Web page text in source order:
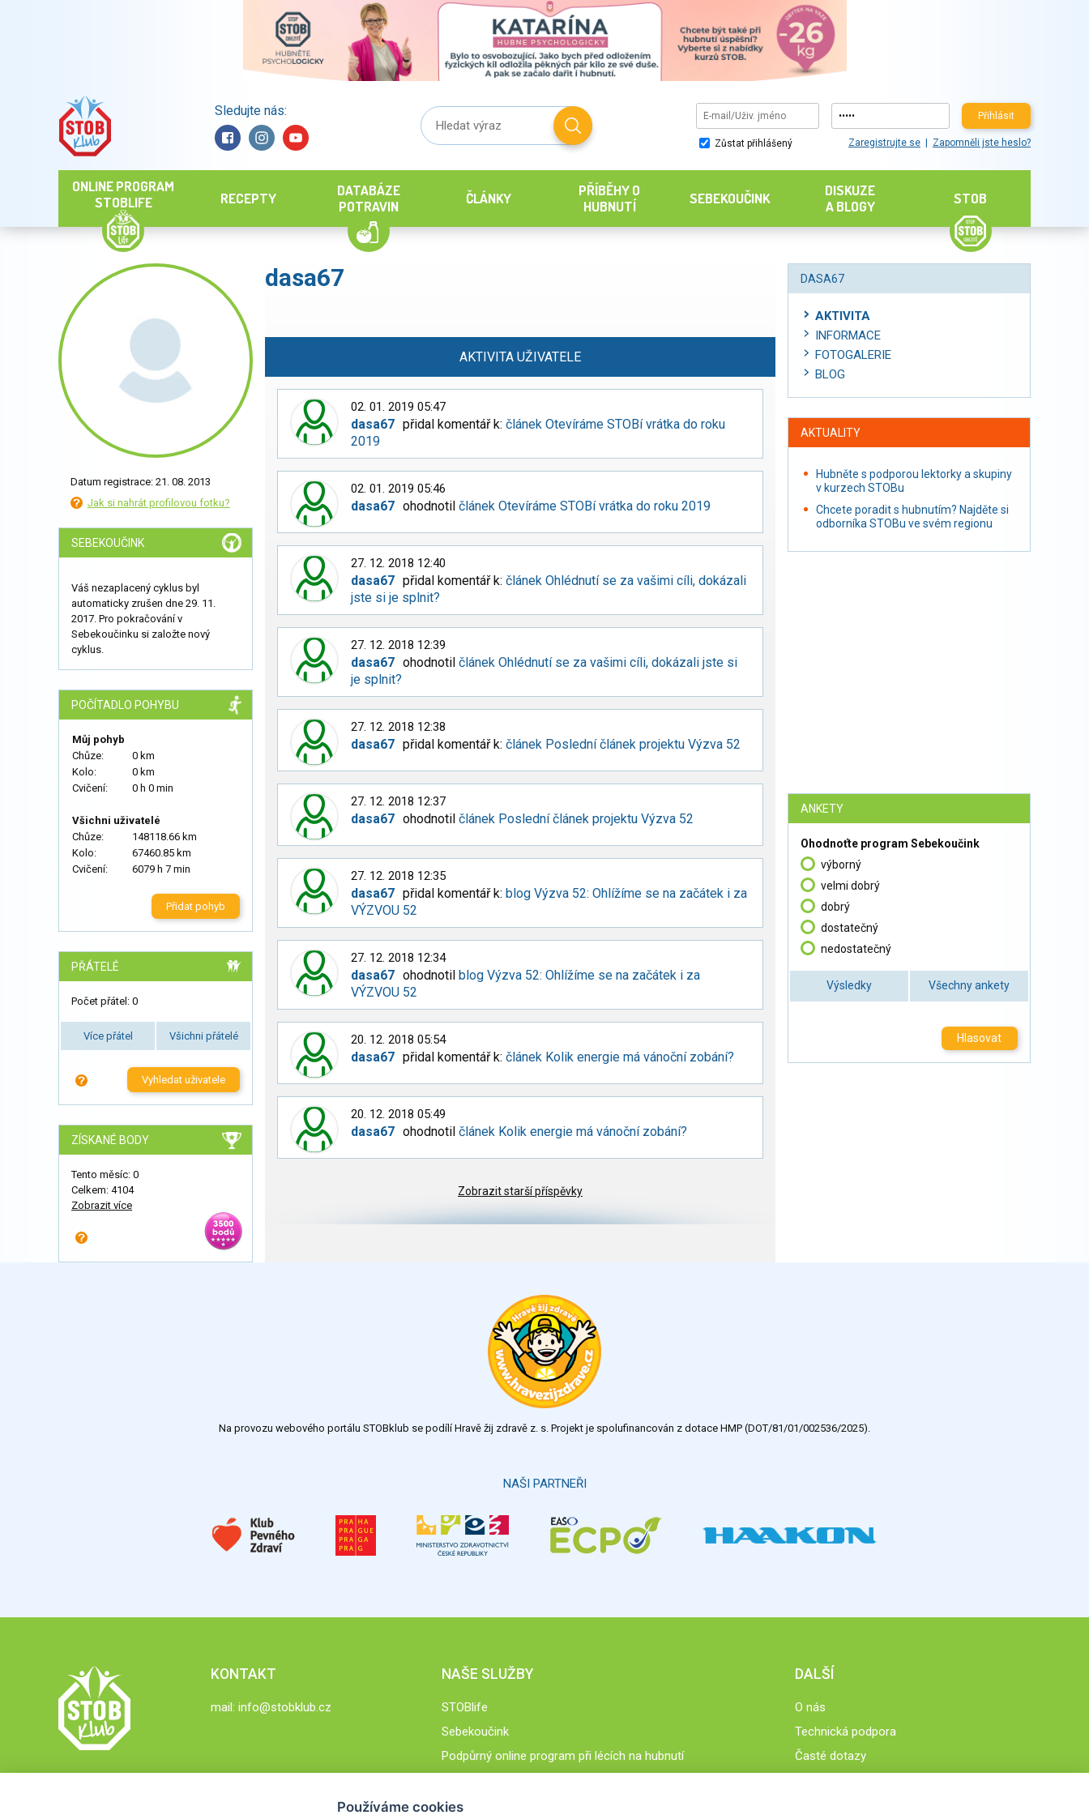
Sledujte nás: Přihlásit
Zůstat přihlášený Zaregistrujte se Zapomněli jste heslo?
ONLINE PROGRAM
STOBLIFE
RECEPTY
DATABÁZE
POTRAVIN
ČLÁNKY
PŘÍBĚHY O
HUBNUTÍ
SEBEKOUČINK
DISKUZE
A BLOGY
STOB
Datum registrace: 21. 08. 2013
Jak si nahrát profilovou fotku?
SEBEKOUČINK
Váš nezaplacený cyklus byl
automaticky zrušen dne 29. 11.
2017. Pro pokračování v
Sebekoučinku si založte nový
cyklus.
POČÍTADLO POHYBU
Můj pohyb
Chůze:
0 km
Kolo:
0 km
Cvičení:
0 h 0 min
Všichni uživatelé
Chůze:
148118.66 km
Kolo:
67460.85 km
Cvičení:
6079 h 7 min
Přidat pohyb
PŘÁTELÉ
Počet přátel: 0
Více přátel Všichni přátelé
Vyhledat uživatele
ZÍSKANÉ BODY
Tento měsíc: 0
Celkem: 4104
Zobrazit více
dasa67
AKTIVITA UŽIVATELE
02. 01. 2019 05:47
dasa67 přidal komentář k:článek Otevíráme STOBí vrátka do roku
2019
02. 01. 2019 05:46
dasa67 ohodnotilčlánek Otevíráme STOBí vrátka do roku 2019
27. 12. 2018 12:40
dasa67 přidal komentář k:článek Ohlédnutí se za vašimi cíli, dokázali
jste si je splnit?
27. 12. 2018 12:39
dasa67 ohodnotilčlánek Ohlédnutí se za vašimi cíli, dokázali jste si
je splnit?
27. 12. 2018 12:38
dasa67 přidal komentář k:článek Poslední článek projektu Výzva 52
27. 12. 2018 12:37
dasa67 ohodnotilčlánek Poslední článek projektu Výzva 52
27. 12. 2018 12:35
dasa67 přidal komentář k:blog Výzva 52: Ohlížíme se na začátek i za
VÝZVOU 52
27. 12. 2018 12:34
dasa67 ohodnotilblog Výzva 52: Ohlížíme se na začátek i za
VÝZVOU 52
20. 12. 2018 05:54
dasa67 přidal komentář k:článek Kolik energie má vánoční zobání?
20. 12. 2018 05:49
dasa67 ohodnotilčlánek Kolik energie má vánoční zobání?
Zobrazit starší příspěvky
DASA67
AKTIVITA
INFORMACE
FOTOGALERIE
BLOG
AKTUALITY
Hubněte s podporou lektorky a skupiny
v kurzech STOBu
Chcete poradit s hubnutím? Najděte si
odborníka STOBu ve svém regionu
ANKETY
Ohodnoťte program Sebekoučink
výborný
velmi dobrý
dobrý
dostatečný
nedostatečný
Výsledky Všechny ankety
Hlasovat
Na provozu webového portálu STOBklub se podílí Hravě žij zdravě z. s. Projekt je spolufinancován z dotace HMP (DOT/81/01/002536/2025).
NAŠI PARTNEŘI
KONTAKT
mail: info@stobklub.cz
NAŠE SLUŽBY
STOBlife
Sebekoučink
Podpůrný online program při lécích na hubnutí
DALŠÍ
O nás
Technická podpora
Časté dotazy
Používáme cookies